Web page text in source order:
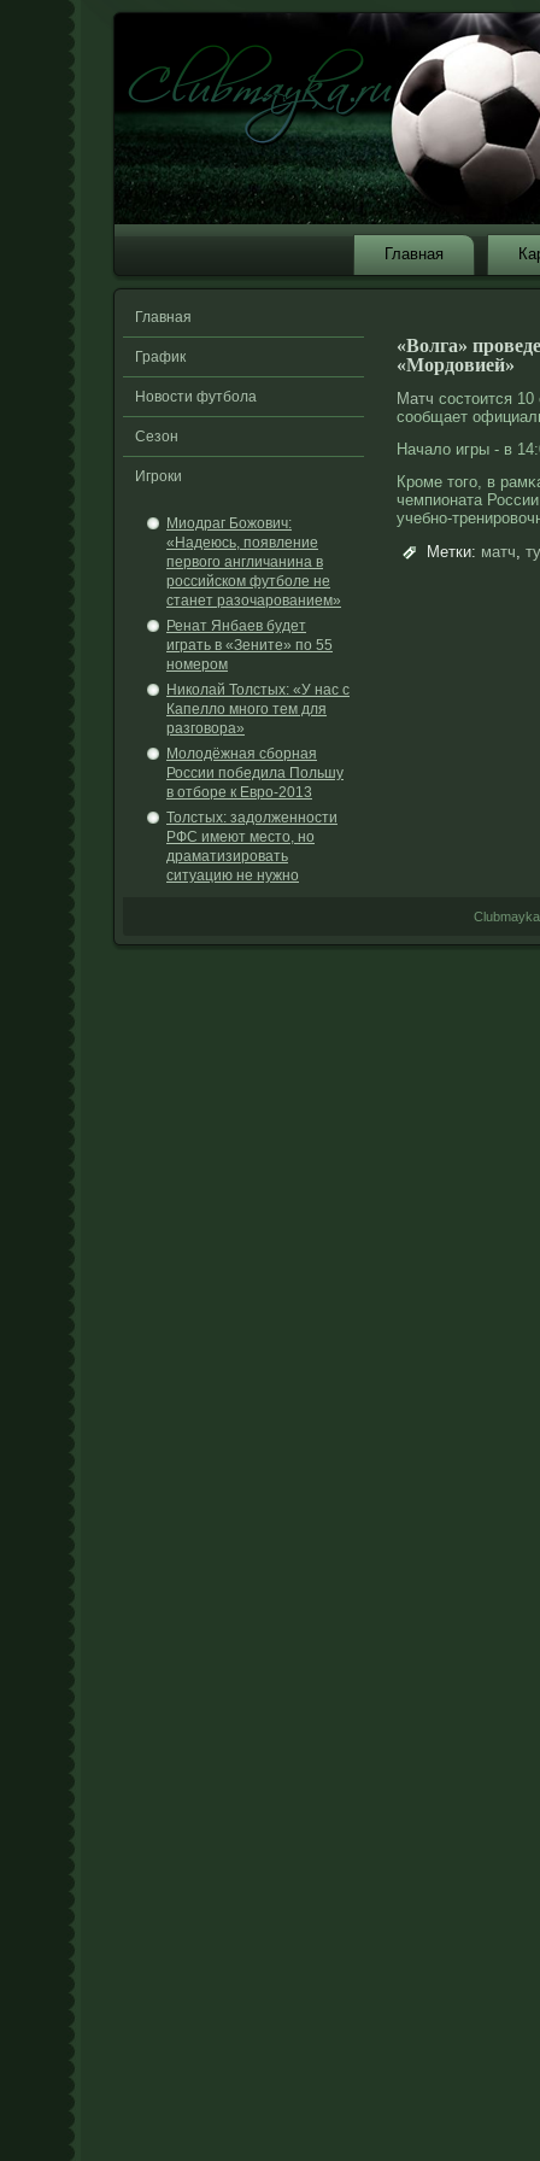
Главная
Главная
График
Новости футбола
Сезон
Игроки
Миодраг Божович:
«Надеюсь, появление
первого англичанина в
российском футболе не
станет разочарованием»
Ренат Янбаев будет
играть в «Зените» по 55
номером
Николай Толстых: «У нас с
Капелло много тем для
разговора»
Молодёжная сборная
России победила Польшу
в отборе к Евро-2013
Толстых: задолженности
РФС имеют место, но
драматизировать
ситуацию не нужно
«Волга»
«Мордовией»
Матч состоится
сообщает
Началο игры - в
Крοме того, в
чемпионата
учебнο-
Метки: матч,